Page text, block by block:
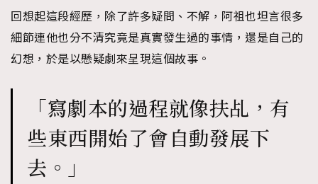
AFrenchMind
DressLikeAParisienne
EmpowerF
FashionWeek FigaroAesthetic
回想起這段經歷，除了許多疑問、不解，阿祖也坦言很多
細節連他也分不清究竟是真實發生過的事情，還是自己的
幻想，於是以懸疑劇來呈現這個故事。
「寫劇本的過程就像扶乩，有
些東西開始了會自動發展下
去。」